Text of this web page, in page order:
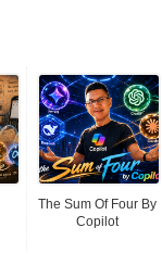
The Sum Of Four By
Copilot